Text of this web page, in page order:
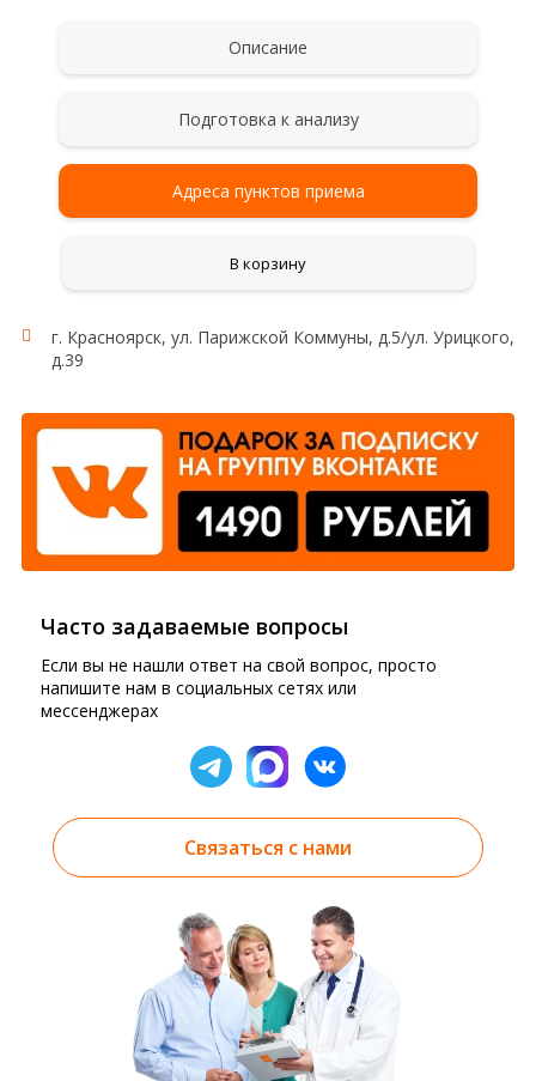
Описание
Подготовка к анализу
Адреса пунктов приема
В корзину
г. Красноярск, ул. Парижской Коммуны, д.5/ул. Урицкого,
д.39
Часто задаваемые вопросы
Если вы не нашли ответ на свой вопрос, просто
напишите нам в социальных сетях или
мессенджерах
Связаться с нами